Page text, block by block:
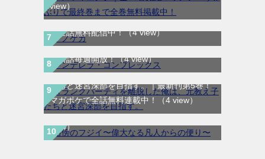
view）
テノゲカ｜最新刊第2巻！サンデーうぇぶり
で全話無料配信中！（4 view）
シンデレラ・コンプレックス｜マンガMeeで
無料話毎週開放！（4 view）
Ａランクパーティを離脱した俺は、元教え子
たちと迷宮深部を目指す。｜最新刊第5巻！
マガポケで全話無料連載中！
（4 view）
路傍のフジイ〜偉大なる凡人からの便り〜｜
全話無料で読める公式マンガアプリ（4
view）